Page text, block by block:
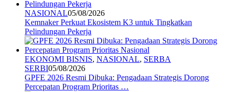
NASIONAL05/08/2026
Kemnaker Perkuat Ekosistem K3 untuk Tingkatkan
Pelindungan Pekerja
EKONOMI BISNIS, NASIONAL, SERBA
SERBI05/08/2026
GPFE 2026 Resmi Dibuka: Pengadaan Strategis Dorong
Percepatan Program Prioritas …